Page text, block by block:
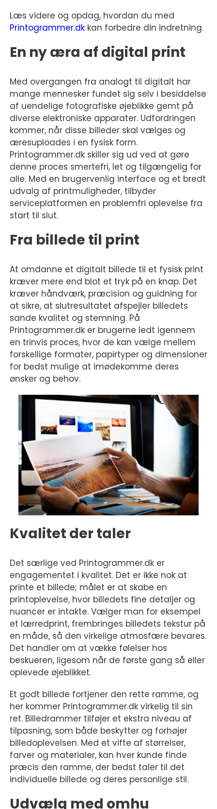
Læs videre og opdag, hvordan du med
Printogrammer.dk kan forbedre din indretning.
En ny æra af digital print
Med overgangen fra analogt til digitalt har
mange mennesker fundet sig selv i besiddelse
af uendelige fotografiske øjeblikke gemt på
diverse elektroniske apparater. Udfordringen
kommer, når disse billeder skal vælges og
æresuploades i en fysisk form.
Printogrammer.dk skiller sig ud ved at gøre
denne proces smertefri, let og tilgængelig for
alle. Med en brugervenlig interface og et bredt
udvalg af printmuligheder, tilbyder
serviceplatformen en problemfri oplevelse fra
start til slut.
Fra billede til print
At omdanne et digitalt billede til et fysisk print
kræver mere end blot et tryk på en knap. Det
kræver håndværk, præcision og guidning for
at sikre, at slutresultatet afspejler billedets
sande kvalitet og stemning. På
Printogrammer.dk er brugerne ledt igennem
en trinvis proces, hvor de kan vælge mellem
forskellige formater, papirtyper og dimensioner
for bedst mulige at imødekomme deres
ønsker og behov.
Kvalitet der taler
Det særlige ved Printogrammer.dk er
engagementet i kvalitet. Det er ikke nok at
printe et billede; målet er at skabe en
printoplevelse, hvor billedets fine detaljer og
nuancer er intakte. Vælger man for eksempel
et lærredprint, frembringes billedets tekstur på
en måde, så den virkelige atmosfære bevares.
Det handler om at vække følelser hos
beskueren, ligesom når de første gang så eller
oplevede øjeblikket.
Et godt billede fortjener den rette ramme, og
her kommer Printogrammer.dk virkelig til sin
ret. Billedrammer tilføjer et ekstra niveau af
tilpasning, som både beskytter og forhøjer
billedoplevelsen. Med et vifte af størrelser,
farver og materialer, kan hver kunde finde
præcis den ramme, der bedst taler til det
individuelle billede og deres personlige stil.
Udvælg med omhu